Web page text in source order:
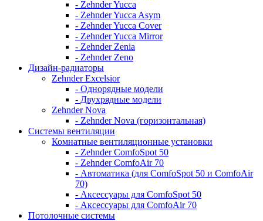
- Zehnder Yucca
- Zehnder Yucca Asym
- Zehnder Yucca Cover
- Zehnder Yucca Mirror
- Zehnder Zenia
- Zehnder Zeno
Дизайн-радиаторы
Zehnder Excelsior
- Однорядные модели
- Двухрядные модели
Zehnder Nova
- Zehnder Nova (горизонтальная)
Системы вентиляции
Комнатные вентиляционные установки
- Zehnder ComfoSpot 50
- Zehnder ComfoAir 70
- Автоматика (для ComfoSpot 50 и ComfoAir
70)
- Аксессуары для ComfoSpot 50
- Аксессуары для ComfoAir 70
Потолочные системы